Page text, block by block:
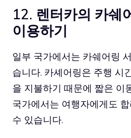
12. 렌터카의 카쉐
이용하기
일부 국가에서는 카쉐어링
습니다. 카셰어링은 주행 시
을 지불하기 때문에 짧은 이
국가에서는 여행자에게도
수 있습니다.